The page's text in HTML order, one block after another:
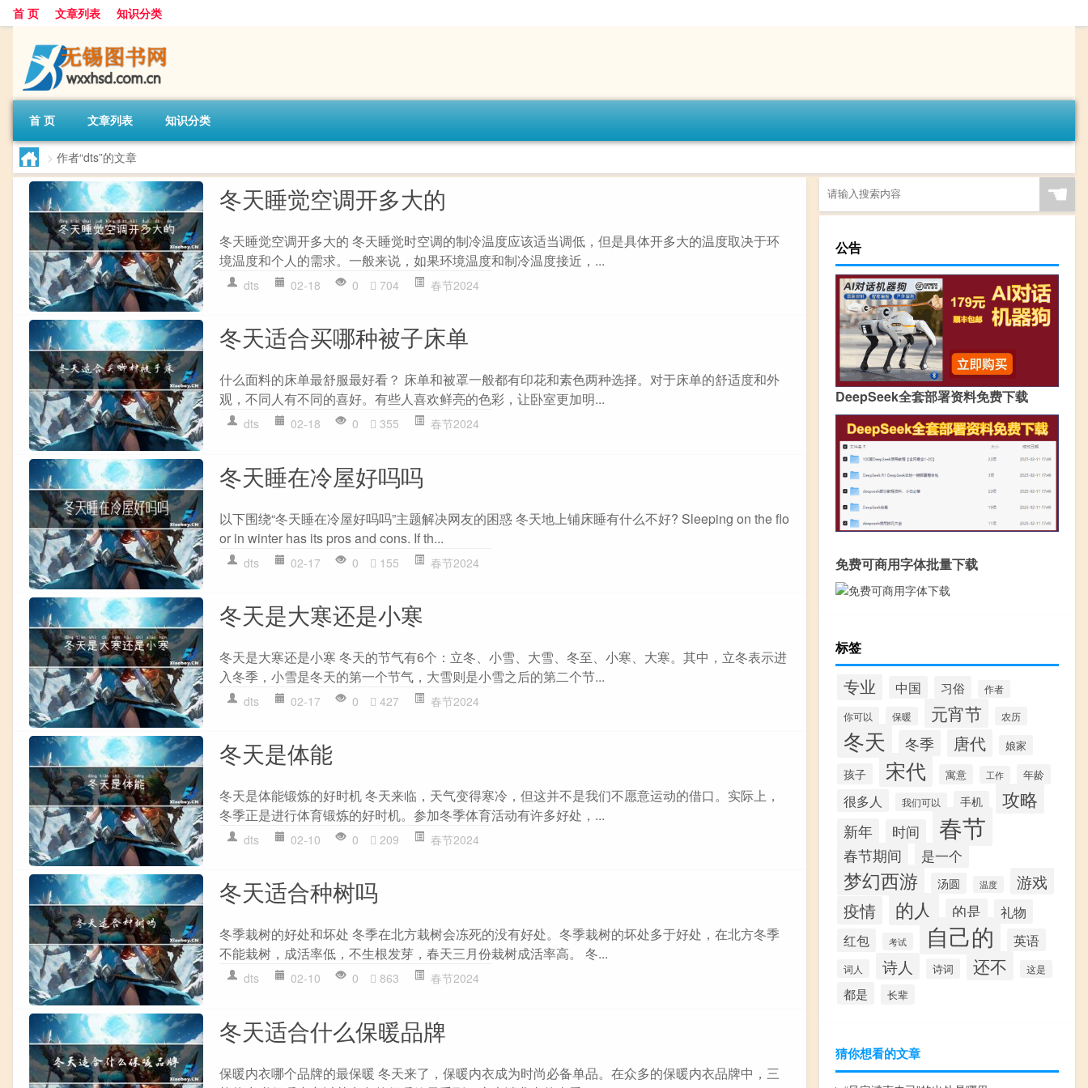
首 页 文章列表 知识分类
首 页 文章列表 知识分类
> 作者“dts”的文章
冬天睡觉空调开多大的
冬天睡觉空调开多大的 冬天睡觉时空调的制冷温度应该适当调低，但是具体开多大的温度取决于环
境温度和个人的需求。一般来说，如果环境温度和制冷温度接近，...
dts 02-18 0 704 春节2024
冬天适合买哪种被子床单
什么面料的床单最舒服最好看？ 床单和被罩一般都有印花和素色两种选择。对于床单的舒适度和外
观，不同人有不同的喜好。有些人喜欢鲜亮的色彩，让卧室更加明...
dts 02-18 0 355 春节2024
冬天睡在冷屋好吗吗
以下围绕“冬天睡在冷屋好吗吗”主题解决网友的困惑 冬天地上铺床睡有什么不好? Sleeping on the flo
or in winter has its pros and cons. If th...
dts 02-17 0 155 春节2024
冬天是大寒还是小寒
冬天是大寒还是小寒 冬天的节气有6个：立冬、小雪、大雪、冬至、小寒、大寒。其中，立冬表示进
入冬季，小雪是冬天的第一个节气，大雪则是小雪之后的第二个节...
dts 02-17 0 427 春节2024
冬天是体能
冬天是体能锻炼的好时机 冬天来临，天气变得寒冷，但这并不是我们不愿意运动的借口。实际上，
冬季正是进行体育锻炼的好时机。参加冬季体育活动有许多好处，...
dts 02-10 0 209 春节2024
冬天适合种树吗
冬季栽树的好处和坏处 冬季在北方栽树会冻死的没有好处。冬季栽树的坏处多于好处，在北方冬季
不能栽树，成活率低，不生根发芽，春天三月份栽树成活率高。 冬...
dts 02-10 0 863 春节2024
冬天适合什么保暖品牌
保暖内衣哪个品牌的最保暖 冬天来了，保暖内衣成为时尚必备单品。在众多的保暖内衣品牌中，三
☚
公告
DeepSeek全套部署资料免费下载
免费可商用字体批量下载
标签
专业 中国 习俗 作者
你可以 保暖 元宵节 农历
冬天 冬季 唐代 娘家
孩子 宋代 寓意 工作 年龄
很多人 我们可以 手机 攻略
新年 时间 春节
春节期间 是一个
梦幻西游 汤圆 温度 游戏
疫情 的人 的是 礼物
红包 考试 自己的 英语
词人 诗人 诗词 还不 这是
都是 长辈
猜你想看的文章